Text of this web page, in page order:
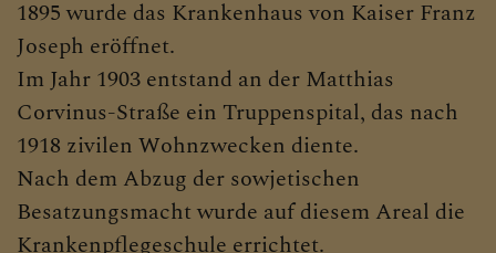
1895 wurde das Krankenhaus von Kaiser Franz
Joseph eröffnet.
Im Jahr 1903 entstand an der Matthias
Corvinus-Straße ein Truppenspital, das nach
1918 zivilen Wohnzwecken diente.
Nach dem Abzug der sowjetischen
Besatzungsmacht wurde auf diesem Areal die
Krankenpflegeschule errichtet.